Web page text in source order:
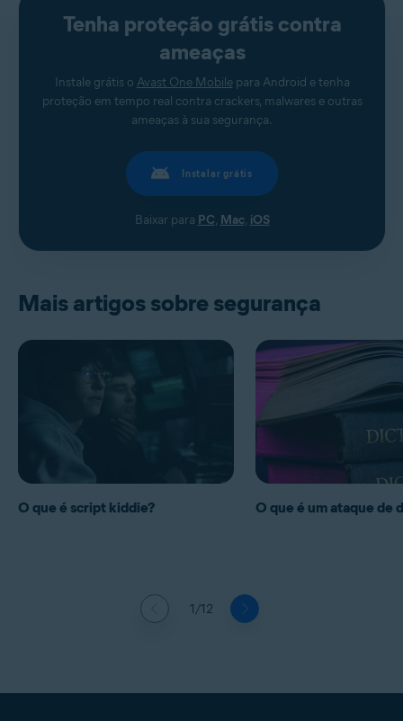
Tenha proteção grátis contra
ameaças
Instale grátis o Avast One Mobilepara Android e tenha
proteção em tempo real contra crackers, malwares e outras
ameaças à sua segurança.
Instalar grátis
Baixar para PC, Mac, iOS
Mais artigos sobre segurança
1/12
O que é script kiddie? O que é um ataque de